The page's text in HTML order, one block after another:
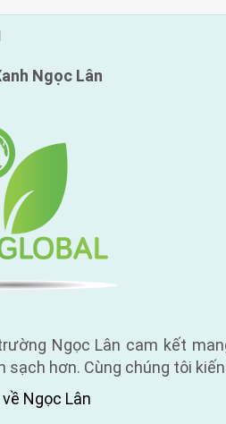
Ngọc Lân
Ngọc Lân cam kết
sạch hơn. Cùng chúng tôi
Ngọc Lân